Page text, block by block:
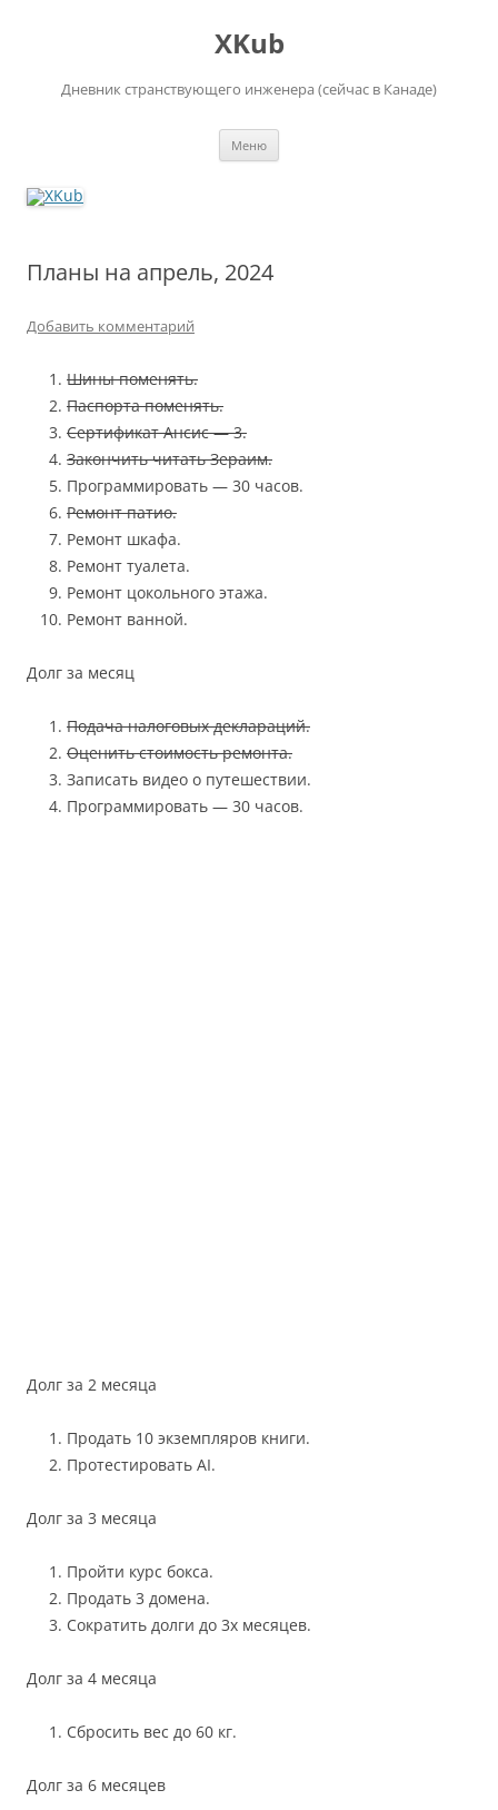
XKub
Дневник странствующего инженера (сейчас в Канаде)
Меню
Планы на апрель, 2024
Добавить комментарий
Шины поменять.
Паспорта поменять.
Сертификат Ансис — 3.
Закончить читать Зераим.
Программировать — 30 часов.
Ремонт патио.
Ремонт шкафа.
Ремонт туалета.
Ремонт цокольного этажа.
Ремонт ванной.
Долг за месяц
Подача налоговых деклараций.
Оценить стоимость ремонта.
Записать видео о путешествии.
Программировать — 30 часов.
Долг за 2 месяца
Продать 10 экземпляров книги.
Протестировать AI.
Долг за 3 месяца
Пройти курс бокса.
Продать 3 домена.
Сократить долги до 3х месяцев.
Долг за 4 месяца
Сбросить вес до 60 кг.
Долг за 6 месяцев